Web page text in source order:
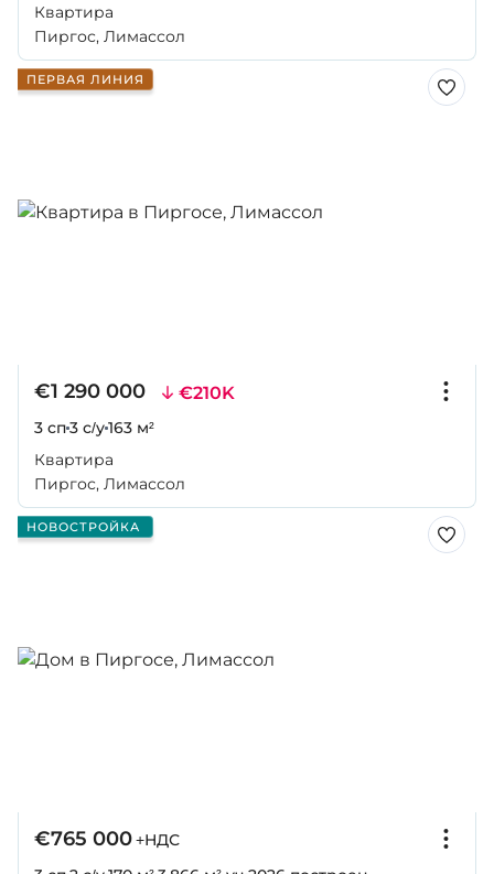
Квартира
Пиргос, Лимассол
ПЕРВАЯ ЛИНИЯ
€1 290 000 €210K
3 сп3 с/у163 м²
Квартира
Пиргос, Лимассол
НОВОСТРОЙКА
€765 000+НДС